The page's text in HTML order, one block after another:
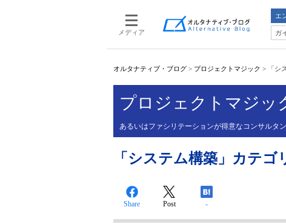
メディア
エ
ガ
オルタナティブ・ブログ > プロジェクトマジック > 「シ
プロジェクトマジッ
あるいはファシリテーションが得意なコンサルタ
「システム構築」カテゴ
Share Post -